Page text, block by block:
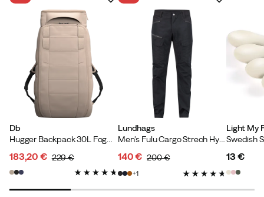
Db
discounted
183,20 €
original
229 €
Lundhags
Men's Fulu Cargo Strech Hybrid Pant Black
discounted
140 €
original
200 €
1
Light My
price
13 €